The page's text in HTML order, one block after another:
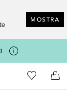
MOSTRA
HomeAlla Mia
Al